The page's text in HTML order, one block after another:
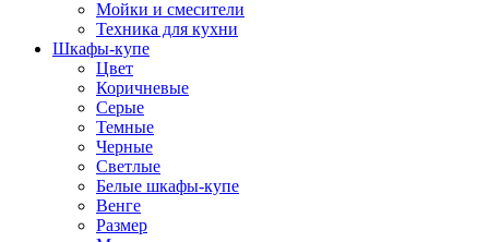
Мойки и смесители
Техника для кухни
Шкафы-купе
Цвет
Коричневые
Серые
Темные
Черные
Светлые
Белые шкафы-купе
Венге
Размер